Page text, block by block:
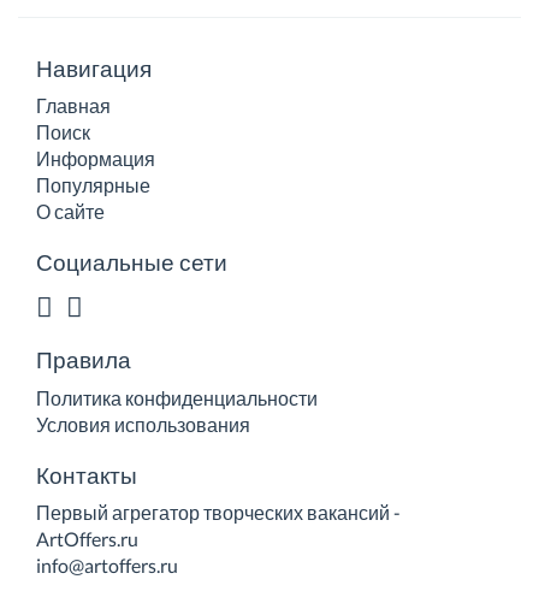
Навигация
Главная
Поиск
Информация
Популярные
О сайте
Социальные сети
Правила
Политика конфиденциальности
Условия использования
Контакты
Первый агрегатор творческих вакансий -
ArtOffers.ru
info@artoffers.ru